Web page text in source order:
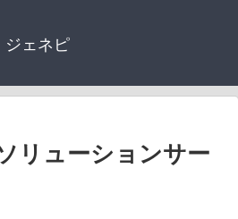
ジェネピ
リューションサー